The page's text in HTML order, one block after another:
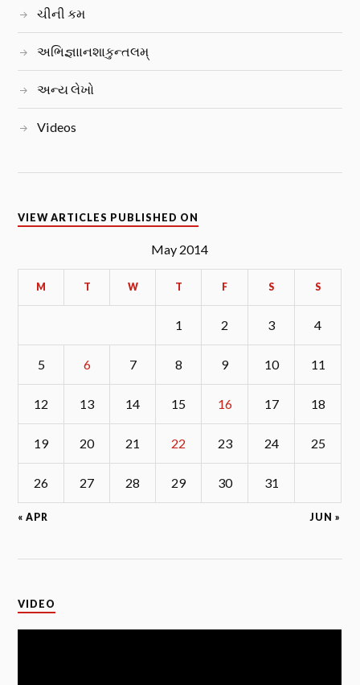
ચીની કમ
અભિજ્ઞાાનશાકુન્તલમ્
અન્ય લેખો
Videos
VIEW ARTICLES PUBLISHED ON
May 2014
M T W T F S S
« APR JUN »
1 2 3 4
5 6 7 8 9 10 11
12 13 14 15 16 17 18
19 20 21 22 23 24 25
26 27 28 29 30 31
VIDEO